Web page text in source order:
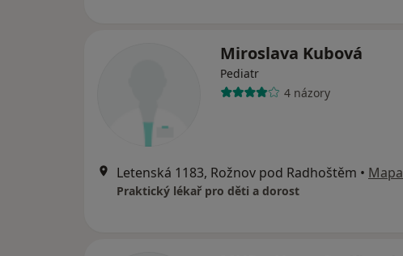
Miroslava Kubová
Pediatr
4 názory
Letenská 1183, Rožnov pod Radhoštěm • Mapa
Praktický lékař pro děti a dorost